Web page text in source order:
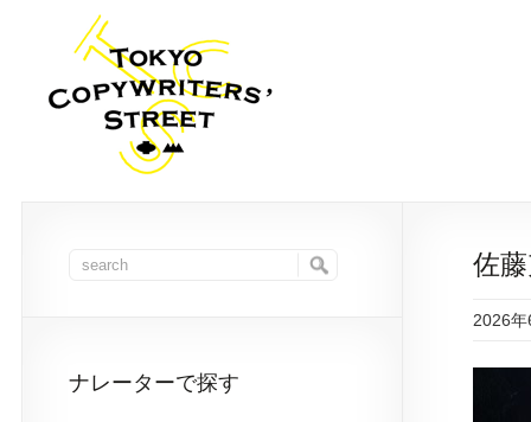
佐
2026
ナレーターで探す